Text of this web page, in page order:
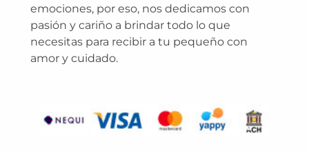
emociones, por eso, nos dedicamos con
pasión y cariño a brindar todo lo que
necesitas para recibir a tu pequeño con
amor y cuidado.